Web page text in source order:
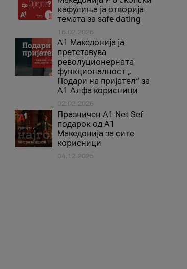
кафулиња ја отворија
темата за safe dating
16.02.2026
А1 Македонија ја
претставува
револуционерната
функционалност „
Подари на пријател“ за
А1 Алфа корисници
02.02.2026
Празничен A1 Net Sеf
подарок од А1
Македонија за сите
корисници
04.12.2025